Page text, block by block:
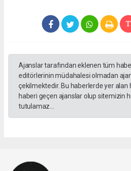
Ajanslar tarafından eklenen tüm
editörlerinin müdahalesi olmadan
çekilmektedir. Bu haberlerde yer
haberi geçen ajanslar olup sitemizin
tutulamaz...